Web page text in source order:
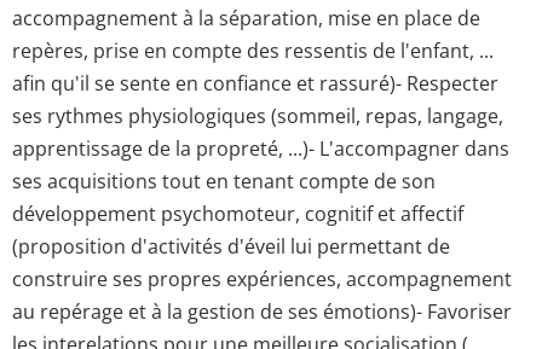
accompagnement à la séparation, mise en place de
repères, prise en compte des ressentis de l'enfant, ...
afin qu'il se sente en confiance et rassuré)- Respecter
ses rythmes physiologiques (sommeil, repas, langage,
apprentissage de la propreté, ...)- L'accompagner dans
ses acquisitions tout en tenant compte de son
développement psychomoteur, cognitif et affectif
(proposition d'activités d'éveil lui permettant de
construire ses propres expériences, accompagnement
au repérage et à la gestion de ses émotions)- Favoriser